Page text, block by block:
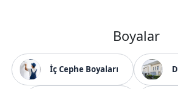
Boyalar
İç Cephe Boyaları